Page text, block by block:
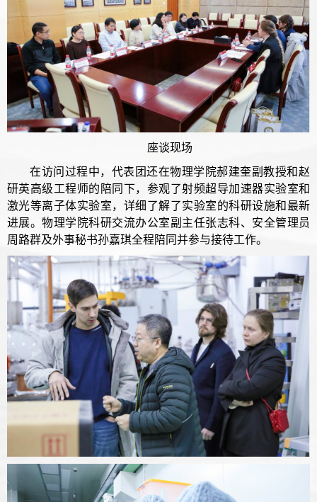
座谈现场
在访问过程中，代表团还在物理学院郝建奎副教授和赵
研英高级工程师的陪同下，参观了射频超导加速器实验室和
激光等离子体实验室，详细了解了实验室的科研设施和最新
进展。物理学院科研交流办公室副主任张志科、安全管理员
周路群及外事秘书孙嘉琪全程陪同并参与接待工作。